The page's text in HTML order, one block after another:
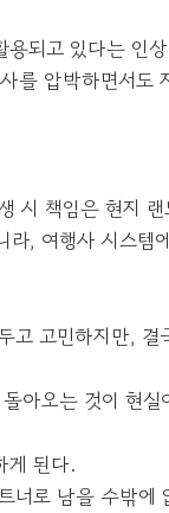
용되고 있다는 인
를 압박하면서도
시 책임은 현지
, 여행사 시스템
고 고민하지만,
아오는 것이 현실
게 된다.
너로 남을 수밖에